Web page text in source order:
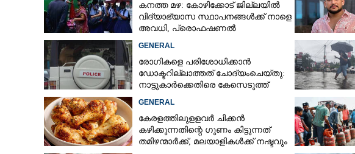
കനത്ത മഴ: കോഴിക്കോട് ജില്ലയിൽ
വിദ്യാഭ്യാസ സ്ഥാപനങ്ങൾക്ക് നാളെ
അവധി,​ പ്രൊഫഷണൽ
GENERAL
രോഗികളെ പരിശോധിക്കാൻ
ഡോക്ടറില്ലാത്തത് ചോദ്യംചെയ്തു:
നാട്ടുകാർക്കെതിരെ കേസെടുത്ത്
GENERAL
കേരളത്തിലുളളവർ ചിക്കൻ
കഴിക്കുന്നതിന്റെ ഗുണം കിട്ടുന്നത്
തമിഴന്മാർക്ക്, മലയാളികൾക്ക് നഷ്ടവും